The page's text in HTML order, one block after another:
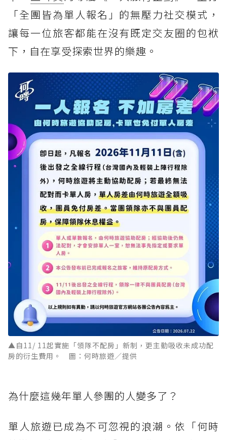
「全團皆為單人報名」的無壓力社交模式，
讓每一位旅客都能在沒有既定交友圈的包袱
下，自在享受探索世界的樂趣。
▲自11/ 11起實施「領隊不配房」新制，更主動吸收未成功配
房的衍生費用。 圖：何時旅遊／提供
為什麼這幾年單人參團的人變多了？
單人旅遊已成為不可忽視的浪潮。依「何時